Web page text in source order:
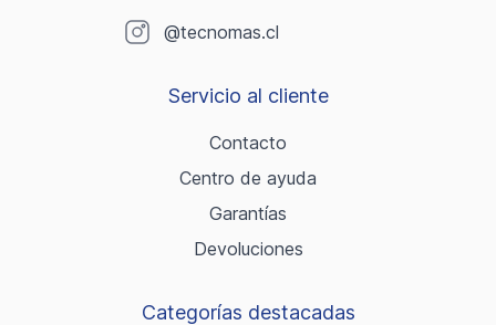
@tecnomas.cl
Servicio al cliente
Contacto
Centro de ayuda
Garantías
Devoluciones
Categorías destacadas